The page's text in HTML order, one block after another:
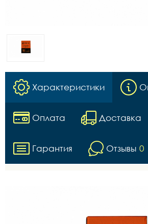
Характеристики
Оплата Доставка
Гарантия Отзывы 0